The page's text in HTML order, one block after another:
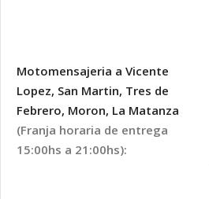
Motomensajeria a Vicente
Lopez, San Martin, Tres de
Febrero, Moron, La Matanza
(Franja horaria de entrega
15:00hs a 21:00hs):